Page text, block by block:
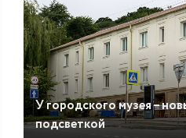
У городского музея –
подсветкой